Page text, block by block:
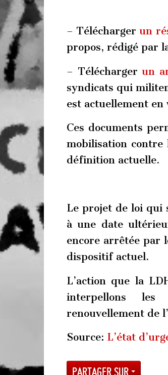
– Téléchargerun
propos, rédigé par
– Téléchargerun
syndicats qui
est actuellement en
Ces documents
mobilisation contre
définition actuelle.
Le projet de loi qui
à une date
encore arrêtée par
dispositif actuel.
L’action que la
interpellons les
renouvellement de
Source: L’état
Partager sur